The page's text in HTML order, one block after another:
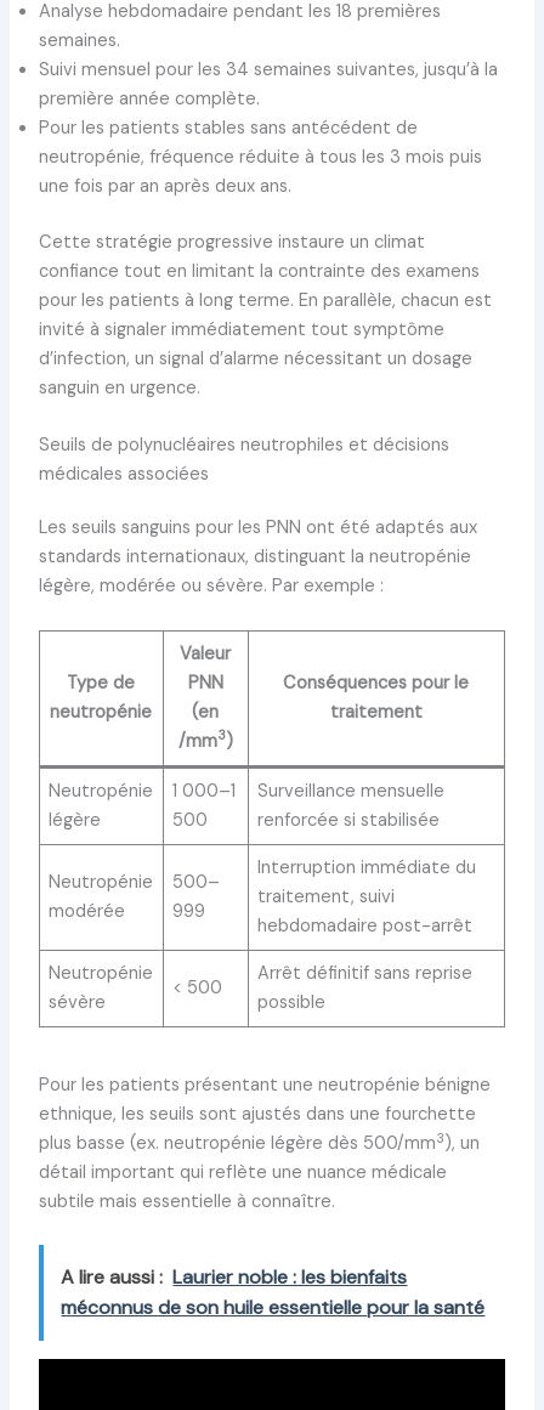
Analyse hebdomadaire pendant les 18 premières
semaines.
Suivi mensuel pour les 34 semaines suivantes, jusqu’à la
première année complète.
Pour les patients stables sans antécédent de
neutropénie, fréquence réduite à tous les 3 mois puis
une fois par an après deux ans.
Cette stratégie progressive instaure un climat
confiance tout en limitant la contrainte des examens
pour les patients à long terme. En parallèle, chacun est
invité à signaler immédiatement tout symptôme
d’infection, un signal d’alarme nécessitant un dosage
sanguin en urgence.
Seuils de polynucléaires neutrophiles et décisions
médicales associées
Les seuils sanguins pour les PNN ont été adaptés aux
standards internationaux, distinguant la neutropénie
légère, modérée ou sévère. Par exemple :
Type de
neutropénie
Valeur
PNN
(en
/mm3)
Conséquences pour le
traitement
Neutropénie
légère
1 000–1
500
Surveillance mensuelle
renforcée si stabilisée
Neutropénie
modérée
500–
999
Interruption immédiate du
traitement, suivi
hebdomadaire post-arrêt
Neutropénie
sévère
< 500
Arrêt définitif sans reprise
possible
Pour les patients présentant une neutropénie bénigne
ethnique, les seuils sont ajustés dans une fourchette
plus basse (ex. neutropénie légère dès 500/mm3), un
détail important qui reflète une nuance médicale
subtile mais essentielle à connaître.
A lire aussi : Laurier noble : les bienfaits
méconnus de son huile essentielle pour la santé